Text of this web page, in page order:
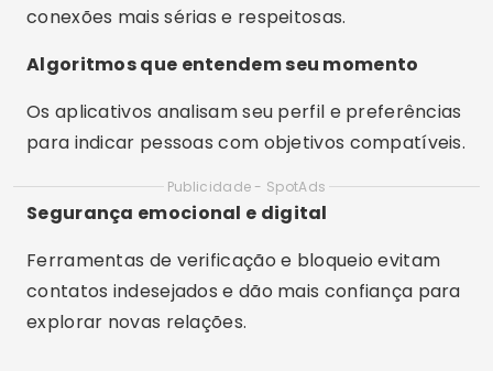
conexões mais sérias e respeitosas.
Algoritmos que entendem seu momento
Os aplicativos analisam seu perfil e preferências
para indicar pessoas com objetivos compatíveis.
Publicidade - SpotAds
Segurança emocional e digital
Ferramentas de verificação e bloqueio evitam
contatos indesejados e dão mais confiança para
explorar novas relações.